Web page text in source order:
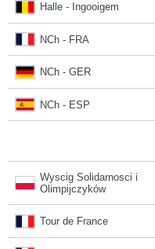
Halle - Ingooigem
NCh - FRA
NCh - GER
NCh - ESP
Wyscig Solidarnosci i
Olimpijczyków
Tour de France